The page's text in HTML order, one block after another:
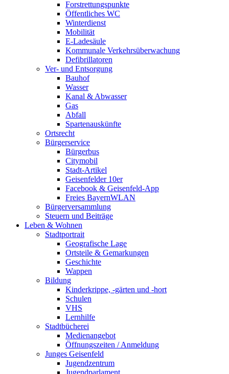
Forstrettungspunkte
Öffentliches WC
Winterdienst
Mobilität
E-Ladesäule
Kommunale Verkehrsüberwachung
Defibrillatoren
Ver- und Entsorgung
Bauhof
Wasser
Kanal & Abwasser
Gas
Abfall
Spartenauskünfte
Ortsrecht
Bürgerservice
Bürgerbus
Citymobil
Stadt-Artikel
Geisenfelder 10er
Facebook & Geisenfeld-App
Freies BayernWLAN
Bürgerversammlung
Steuern und Beiträge
Leben & Wohnen
Stadtportrait
Geografische Lage
Ortsteile & Gemarkungen
Geschichte
Wappen
Bildung
Kinderkrippe, -gärten und -hort
Schulen
VHS
Lernhilfe
Stadtbücherei
Medienangebot
Öffnungszeiten / Anmeldung
Junges Geisenfeld
Jugendzentrum
Jugendparlament